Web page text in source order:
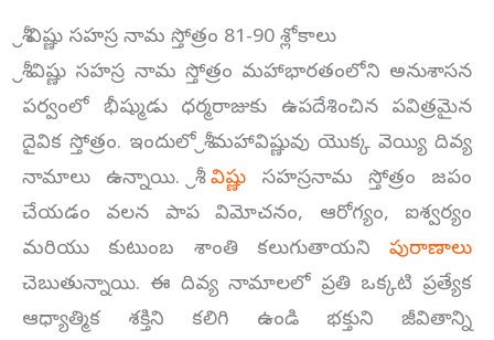
శ్రీ విష్ణు సహస్ర నామ స్తోత్రం 81-90 శ్లోకాలు
శ్రీ విష్ణు సహస్ర నామ స్తోత్రం మహాభారతంలోని అనుశాసన
పర్వంలో భీష్ముడు ధర్మరాజుకు ఉపదేశించిన పవిత్రమైన
దైవిక స్తోత్రం. ఇందులో శ్రీ మహావిష్ణువు యొక్క వెయ్యి దివ్య
నామాలు ఉన్నాయి. శ్రీవిష్ణు సహస్రనామ స్తోత్రం జపం
చేయడం వలన పాప విమోచనం, ఆరోగ్యం, ఐశ్వర్యం
మరియు కుటుంబ శాంతి కలుగుతాయని పురాణాలు
చెబుతున్నాయి. ఈ దివ్య నామాలలో ప్రతి ఒక్కటి ప్రత్యేక
ఆధ్యాత్మిక శక్తిని కలిగి ఉండి భక్తుని జీవితాన్ని